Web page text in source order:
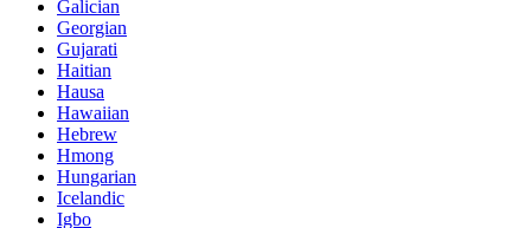
Galician
Georgian
Gujarati
Haitian
Hausa
Hawaiian
Hebrew
Hmong
Hungarian
Icelandic
Igbo